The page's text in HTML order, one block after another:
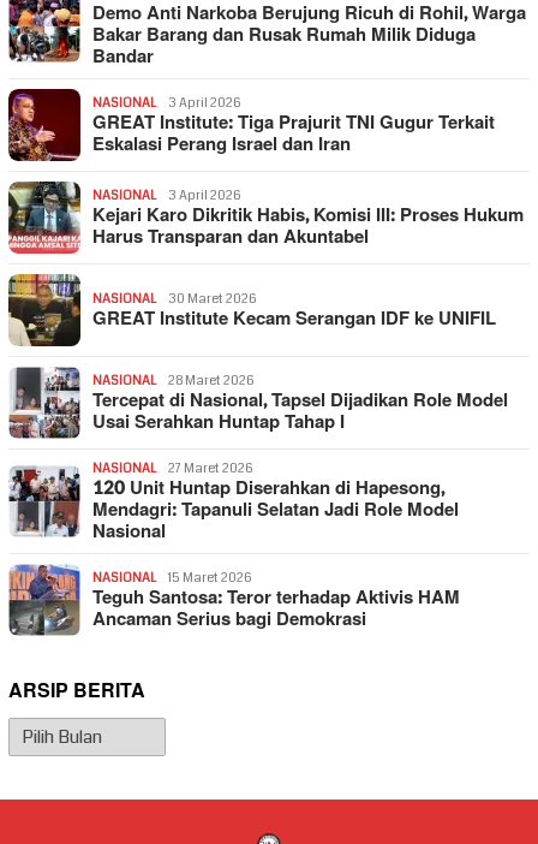
Demo Anti Narkoba Berujung Ricuh di Rohil, Warga
Bakar Barang dan Rusak Rumah Milik Diduga
Bandar
NASIONAL 3 April 2026
GREAT Institute: Tiga Prajurit TNI Gugur Terkait
Eskalasi Perang Israel dan Iran
NASIONAL 3 April 2026
Kejari Karo Dikritik Habis, Komisi III: Proses Hukum
Harus Transparan dan Akuntabel
NASIONAL 30 Maret 2026
GREAT Institute Kecam Serangan IDF ke UNIFIL
NASIONAL 28 Maret 2026
Tercepat di Nasional, Tapsel Dijadikan Role Model
Usai Serahkan Huntap Tahap I
NASIONAL 27 Maret 2026
120 Unit Huntap Diserahkan di Hapesong,
Mendagri: Tapanuli Selatan Jadi Role Model
Nasional
NASIONAL 15 Maret 2026
Teguh Santosa: Teror terhadap Aktivis HAM
Ancaman Serius bagi Demokrasi
ARSIP BERITA
Arsip
Berita